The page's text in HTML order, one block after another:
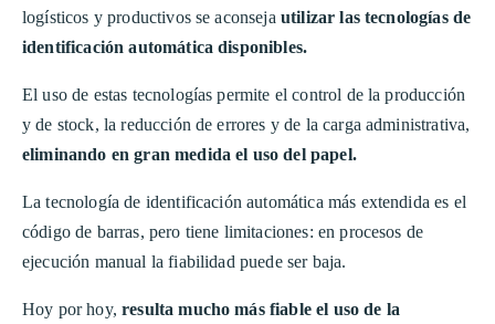
logísticos y productivos se aconseja utilizar las tecnologías de
identificación automática disponibles.
El uso de estas tecnologías permite el control de la producción
y de stock, la reducción de errores y de la carga administrativa,
eliminando en gran medida el uso del papel.
La tecnología de identificación automática más extendida es el
código de barras, pero tiene limitaciones: en procesos de
ejecución manual la fiabilidad puede ser baja.
Hoy por hoy,resulta mucho más fiable el uso de la